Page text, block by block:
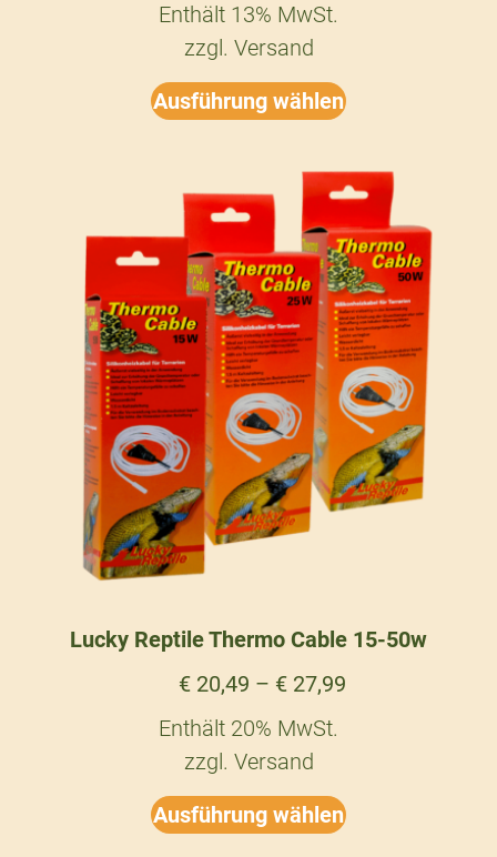
Enthält 13% MwSt.
zzgl. Versand
Ausführung wählen
Lucky Reptile Thermo Cable 15-50w
€ 20,49 – € 27,99
Enthält 20% MwSt.
zzgl. Versand
Ausführung wählen